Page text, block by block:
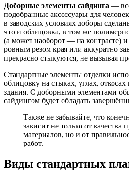
Доборные элементы сайдинга —
подобранные аксессуары для
в заводских условиях доборы
что и облицовка, в том же
(а может наоборот — на контрасте)
ровным резом края или аккуратно
прекрасно стыкуются, не вызывая
Стандартные элементы отделки
облицовку на стыках, углах,
здания. С доборными элементами
сайдингом будет обладать
Также не забывайте, что
зависит не только от качества
материалов, но и от
работ.
Виды стандартных